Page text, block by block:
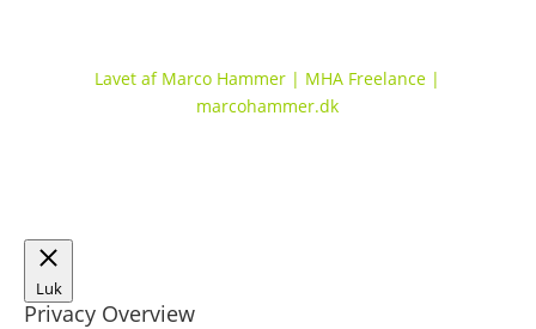
Lavet af Marco Hammer | MHA Freelance |
marcohammer.dk
Luk
Privacy Overview